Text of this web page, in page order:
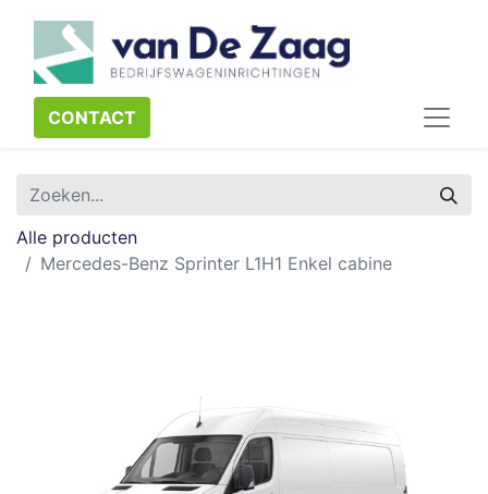
CONTACT​​​​
Alle producten
Mercedes-Benz Sprinter L1H1 Enkel cabine